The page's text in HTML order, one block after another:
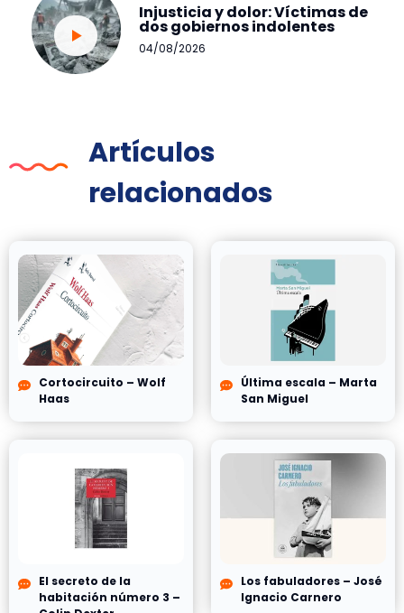
Injusticia y dolor: Víctimas de
dos gobiernos indolentes
04/08/2026
Artículos
relacionados
Cortocircuito – Wolf
Haas
Última escala – Marta
San Miguel
El secreto de la
habitación número 3 –
Los fabuladores – José
Ignacio Carnero